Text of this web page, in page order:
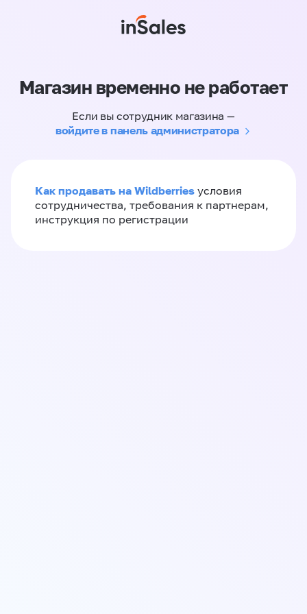
Магазин временно не работает
Если вы сотрудник магазина —
войдите в панель администратора
Как продавать на Wildberries условия
сотрудничества, требования к партнерам,
инструкция по регистрации